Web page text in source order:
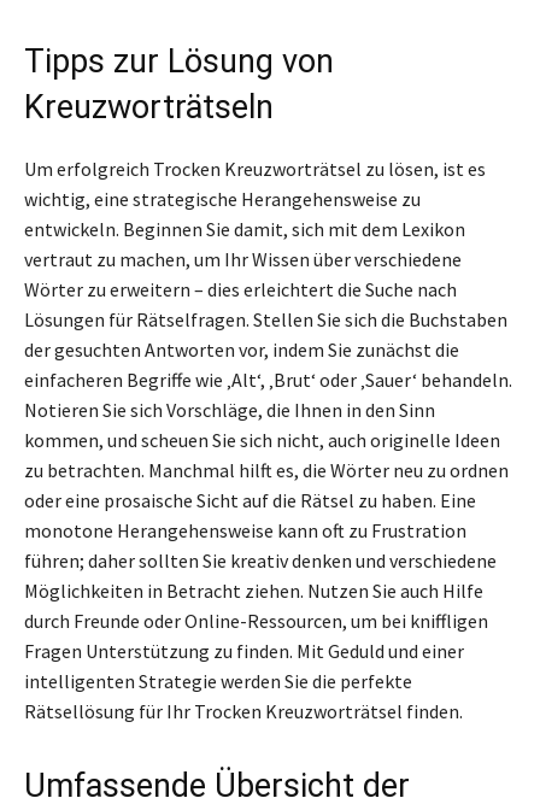
Tipps zur Lösung von
Kreuzworträtseln
Um erfolgreich Trocken Kreuzworträtsel zu lösen, ist es
wichtig, eine strategische Herangehensweise zu
entwickeln. Beginnen Sie damit, sich mit dem Lexikon
vertraut zu machen, um Ihr Wissen über verschiedene
Wörter zu erweitern – dies erleichtert die Suche nach
Lösungen für Rätselfragen. Stellen Sie sich die Buchstaben
der gesuchten Antworten vor, indem Sie zunächst die
einfacheren Begriffe wie ‚Alt‘, ‚Brut‘ oder ‚Sauer‘ behandeln.
Notieren Sie sich Vorschläge, die Ihnen in den Sinn
kommen, und scheuen Sie sich nicht, auch originelle Ideen
zu betrachten. Manchmal hilft es, die Wörter neu zu ordnen
oder eine prosaische Sicht auf die Rätsel zu haben. Eine
monotone Herangehensweise kann oft zu Frustration
führen; daher sollten Sie kreativ denken und verschiedene
Möglichkeiten in Betracht ziehen. Nutzen Sie auch Hilfe
durch Freunde oder Online-Ressourcen, um bei kniffligen
Fragen Unterstützung zu finden. Mit Geduld und einer
intelligenten Strategie werden Sie die perfekte
Rätsellösung für Ihr Trocken Kreuzworträtsel finden.
Umfassende Übersicht der